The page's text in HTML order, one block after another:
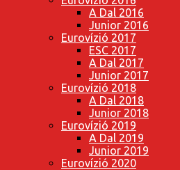
A Dal 2016
Junior 2016
Eurovízió 2017
ESC 2017
A Dal 2017
Junior 2017
Eurovízió 2018
A Dal 2018
Junior 2018
Eurovízió 2019
A Dal 2019
Junior 2019
Eurovízió 2020